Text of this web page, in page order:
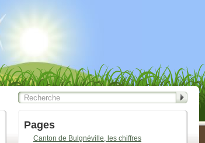
Pages
Canton de Bulgnéville, les chiffres